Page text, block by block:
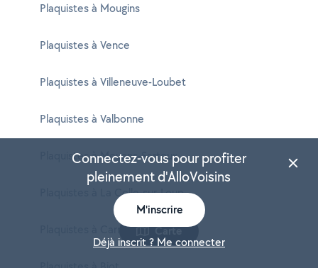
Plaquistes à Mougins
Plaquistes à Vence
Plaquistes à Villeneuve-Loubet
Plaquistes à Valbonne
Plaquistes à Mouans-Sartoux
Plaquistes à La Colle-sur-Loup
Plaquistes à Carros Carte
Connectez-vous pour profiter
pleinement d'AlloVoisins
M'inscrire
Déjà inscrit ? Me connecter